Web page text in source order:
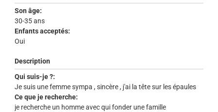
Son âge:
30-35 ans
Enfants acceptés:
Oui
Description
Qui suis-je ?:
Je suis une femme sympa , sincère , j'ai la tête sur les épaules
Ce que je recherche:
je recherche un homme avec qui fonder une famille